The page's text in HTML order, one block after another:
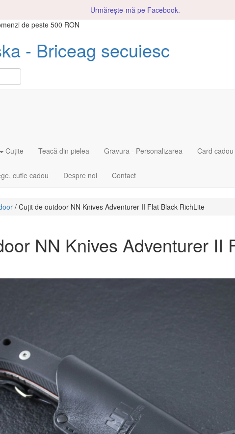
Urmărește-mă pe Facebook.
de peste 500 RON
- Briceag secuiesc
Cuțite Teacă din pielea Gravura - Personalizarea Card cadou
cutie cadou Despre noi Contact
/ Cuțit de outdoor NN Knives Adventurer II Flat Black RichLite
NN Knives Adventurer II